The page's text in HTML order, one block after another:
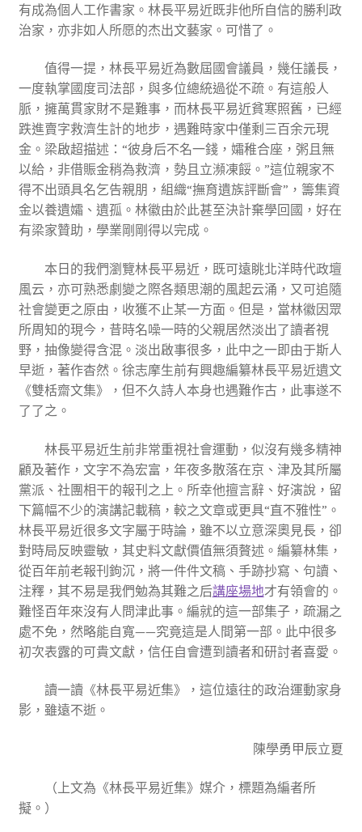
有成為個人工作書家。林長平易近既非他所自信的勝利政
治家，亦非如人所愿的杰出文藝家。可惜了。
值得一提，林長平易近為數屆國會議員，幾任議長，
一度執掌國度司法部，與多位總統過從不疏。有這般人
脈，擁萬貫家財不是難事，而林長平易近貧寒照舊，已經
跌進賣字救濟生計的地步，遇難時家中僅剩三百余元現
金。梁啟超描述：“彼身后不名一錢，孀稚合座，粥且無
以給，非借賑金稍為救濟，勢且立瀕凍餒。”這位親家不
得不出頭具名乞告親朋，組織“撫育遺族評斷會”，籌集資
金以養遺孀、遺孤。林徽由於此甚至決計棄學回國，好在
有梁家贊助，學業剛剛得以完成。
本日的我們瀏覽林長平易近，既可遠眺北洋時代政壇
風云，亦可熟悉劇變之際各類思潮的風起云涌，又可追隨
社會變更之原由，收獲不止某一方面。但是，當林徽因眾
所周知的現今，昔時名噪一時的父親居然淡出了讀者視
野，抽像變得含混。淡出啟事很多，此中之一即由于斯人
早逝，著作杳然。徐志摩生前有興趣編纂林長平易近遺文
《雙栝齋文集》，但不久詩人本身也遇難作古，此事遂不
了了之。
林長平易近生前非常重視社會運動，似沒有幾多精神
顧及著作，文字不為宏富，年夜多散落在京、津及其所屬
黨派、社團相干的報刊之上。所幸他擅言辭、好演說，留
下篇幅不少的演講記載稿，較之文章或更具“直不雅性”。
林長平易近很多文字屬于時論，雖不以立意深奧見長，卻
對時局反映靈敏，其史料文獻價值無須贅述。編纂林集，
從百年前老報刊鉤沉，將一件件文稿、手跡抄寫、句讀、
注釋，其不易是我們勉為其難之后講座場地才有領會的。
難怪百年來沒有人問津此事。編就的這一部集子，疏漏之
處不免，然略能自寬——究竟這是人間第一部。此中很多
初次表露的可貴文獻，信任自會遭到讀者和研討者喜愛。
讀一讀《林長平易近集》，這位遠往的政治運動家身
影，雖遠不逝。
陳學勇甲辰立夏
（上文為《林長平易近集》媒介，標題為編者所
擬。）